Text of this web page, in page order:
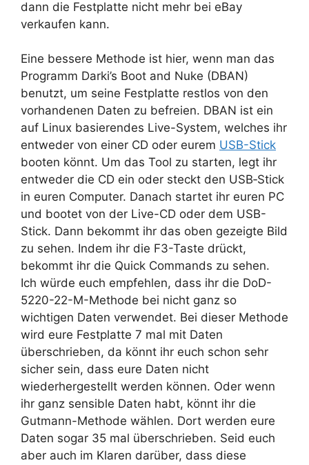
dann die Festplatte nicht mehr bei eBay
verkaufen kann.
Eine bessere Methode ist hier, wenn man das
Programm Darki’s Boot and Nuke (DBAN)
benutzt, um seine Festplatte restlos von den
vorhandenen Daten zu befreien. DBAN ist ein
auf Linux basierendes Live-System, welches ihr
entweder von einer CD oder eurem USB-Stick
booten könnt. Um das Tool zu starten, legt ihr
entweder die CD ein oder steckt den USB‑Stick
in euren Computer. Danach startet ihr euren PC
und bootet von der Live-CD oder dem USB-
Stick. Dann bekommt ihr das oben gezeigte Bild
zu sehen. Indem ihr die F3-Taste drückt,
bekommt ihr die Quick Commands zu sehen.
Ich würde euch empfehlen, dass ihr die DoD-
5220-22-M-Methode bei nicht ganz so
wichtigen Daten verwendet. Bei dieser Methode
wird eure Festplatte 7 mal mit Daten
überschrieben, da könnt ihr euch schon sehr
sicher sein, dass eure Daten nicht
wiederhergestellt werden können. Oder wenn
ihr ganz sensible Daten habt, könnt ihr die
Gutmann-Methode wählen. Dort werden eure
Daten sogar 35 mal überschrieben. Seid euch
aber auch im Klaren darüber, dass diese